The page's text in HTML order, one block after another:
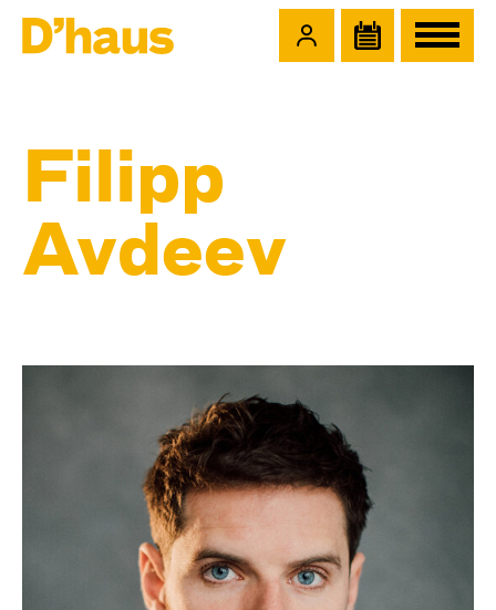
Filipp
Avdeev